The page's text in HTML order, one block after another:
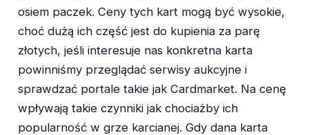
osiem paczek. Ceny tych kart mogą być wysokie,
choć dużą ich część jest do kupienia za parę
złotych, jeśli interesuje nas konkretna karta
powinniśmy przeglądać serwisy aukcyjne i
sprawdzać portale takie jak Cardmarket. Na cenę
wpływają takie czynniki jak chociażby ich
popularność w grze karcianej. Gdy dana karta